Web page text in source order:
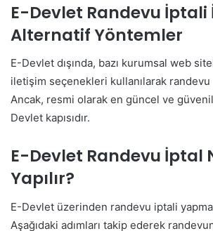
E-Devlet Randevu İptali
Alternatif Yöntemler
E-Devlet dışında, bazı kurumsal web
iletişim seçenekleri kullanılarak randevu
Ancak, resmi olarak en güncel ve
Devlet kapısıdır.
E-Devlet Randevu İptal
Yapılır?
E-Devlet üzerinden randevu iptali
Aşağıdaki adımları takip ederek